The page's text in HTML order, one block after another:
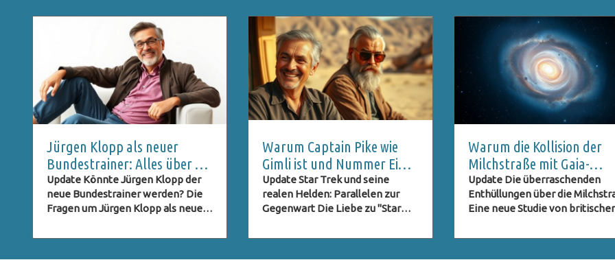
Jürgen Klopp als neuer
Bundestrainer: Alles über die
DFB-Pressekonferenz und
Live-Stream
Update Könnte Jürgen Klopp der
neue Bundestrainer werden? Die
Fragen um Jürgen Klopp als neuer
Fußballverbands (DFB) stehen im
Warum Captain Pike wie
Gimli ist und Nummer Eins
ein Geheimnis bleibt
Update Star Trek und seine
realen Helden: Parallelen zur
Gegenwart Die Liebe zu "Star
sich nicht nur in der
Warum die Kollision der
Milchstraße mit Gaia-
Enceladus ihre Form
veränderte
Update Die überraschenden
Enthüllungen über die
Eine neue Studie von
hat das Bild unserer